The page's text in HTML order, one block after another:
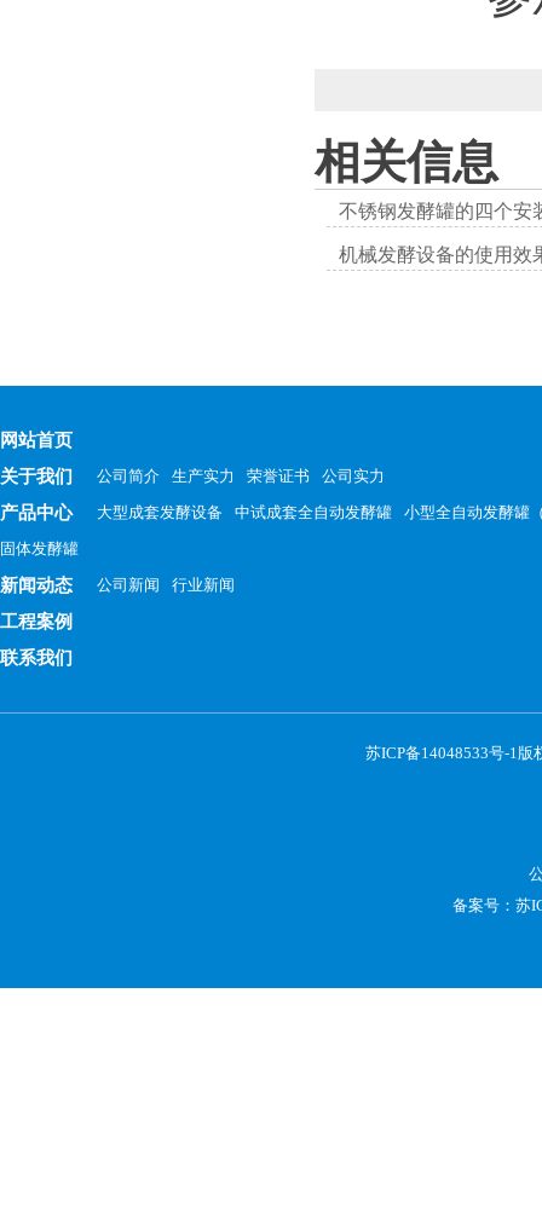
相关信息
不锈钢发酵罐的四个安
机械发酵设备的使用效
网站首页
关于我们
公司简介 生产实力 荣誉证书 公司实力
产品中心 大型成套发酵设备 中试成套全自动发酵罐
小型全自动发酵罐
固体发酵罐
新闻动态 公司新闻 行业新闻
工程案例
联系我们
苏ICP备14048533号-1版
备案号： 苏